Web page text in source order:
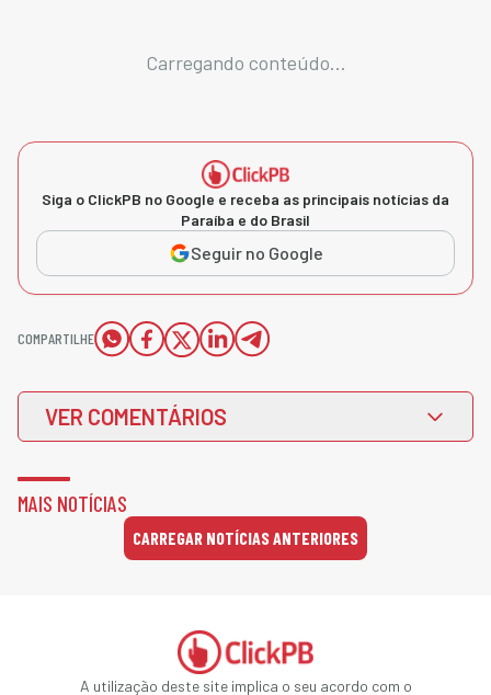
Carregando conteúdo...
Siga o ClickPB no Google e receba as principais notícias da
Paraíba e do Brasil
Seguir no Google
COMPARTILHE
VER COMENTÁRIOS
MAIS NOTÍCIAS
CARREGAR NOTÍCIAS ANTERIORES
A utilização deste site implica o seu acordo com o